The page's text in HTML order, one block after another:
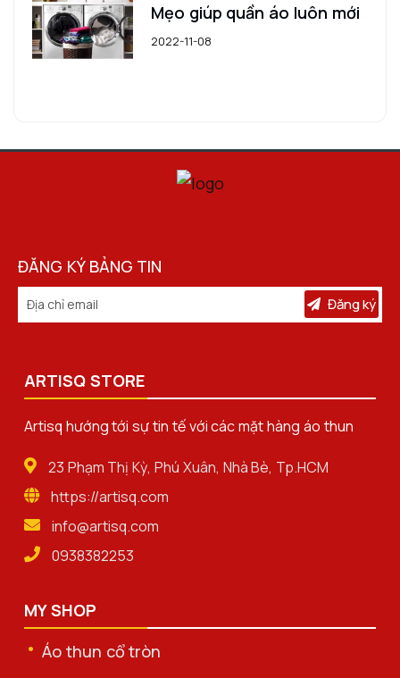
Mẹo giúp quần áo luôn mới
2022-11-08
ĐĂNG KÝ BẢNG TIN
Đăng ký
ARTISQ STORE
Artisq hướng tới sự tin tế với các mặt hàng áo thun
23 Phạm Thị Kỳ, Phú Xuân, Nhà Bè, Tp.HCM
https://artisq.com
info@artisq.com
0938382253
MY SHOP
Áo thun cổ tròn